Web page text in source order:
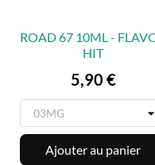
ROAD 67 10ML -
HIT
Prix
5,90 €
Ajouter au panier